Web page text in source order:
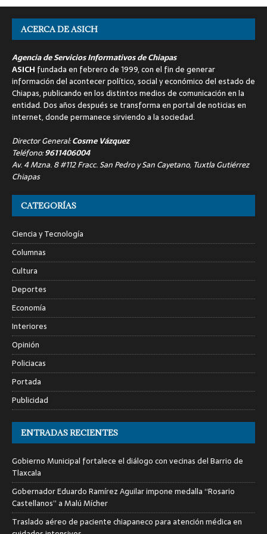
ACERCA DE ASICH
Agencia de Servicios Informativos de Chiapas
ASICH fundada en febrero de 1999, con el fin de generar
información del acontecer político, social y económico del estado de
Chiapas, publicando en los distintos medios de comunicación en la
entidad. Dos años después se transforma en portal de noticias en
internet, donde permanece sirviendo a la sociedad.
Director General:Cosme Vázquez
Teléfono:9611406004
Av. 4 Mzna. 8 #112 Fracc. San Pedro y San Cayetano, Tuxtla Gutiérrez
Chiapas
CATEGORÍAS
Ciencia y Tecnología
Columnas
Cultura
Deportes
Economía
Interiores
Opinión
Policiacas
Portada
Publicidad
ENTRADAS RECIENTES
Gobierno Municipal fortalece el diálogo con vecinas del Barrio de
Tlaxcala
Gobernador Eduardo Ramírez Aguilar impone medalla “Rosario
Castellanos” a Malú Mícher
Traslado aéreo de paciente chiapaneco para atención médica en